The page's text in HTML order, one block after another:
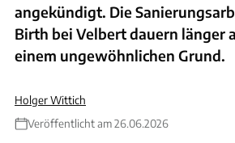
angekündigt. Die
Birth bei Velbert dauern länger
einem ungewöhnlichen Grund.
Holger Wittich
Veröffentlicht am 26.06.2026
Foto: